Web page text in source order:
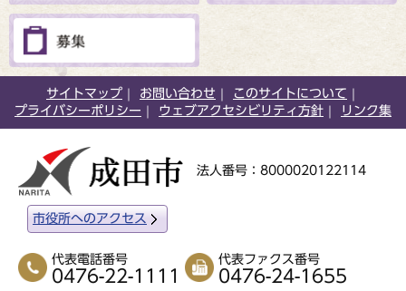
サイトマップ お問い合わせ
このサイトについて
プライバシーポリシー
ウェブアクセシビリティ方針 リンク集
法人番号：8000020122114
市役所へのアクセス
代表電話番号
0476-22-1111
代表ファクス番号
0476-24-1655